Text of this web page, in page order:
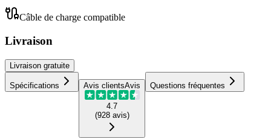
Câble de charge compatible
Livraison
Livraison gratuite
Spécifications Avis clientsAvis
4.7
(928 avis)
Questions fréquentes